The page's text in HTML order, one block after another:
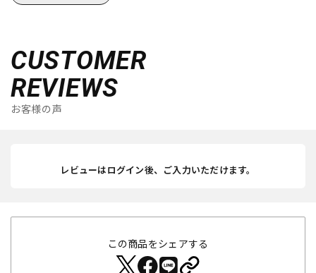
CUSTOMER
REVIEWS
お客様の声
レビューはログイン後、ご入力いただけます。
この商品をシェアする